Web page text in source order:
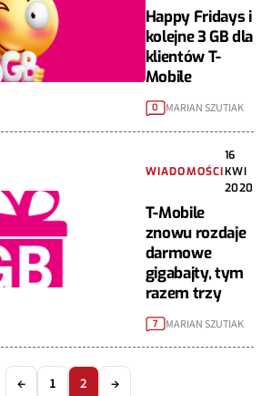
Happy Fridays i
kolejne 3 GB dla
klientów T-
Mobile
0 MARIAN SZUTIAK
WIADOMOŚCI
16
KWI
2020
T-Mobile
znowu rozdaje
darmowe
gigabajty, tym
razem trzy
7 MARIAN SZUTIAK
← 1 2 →